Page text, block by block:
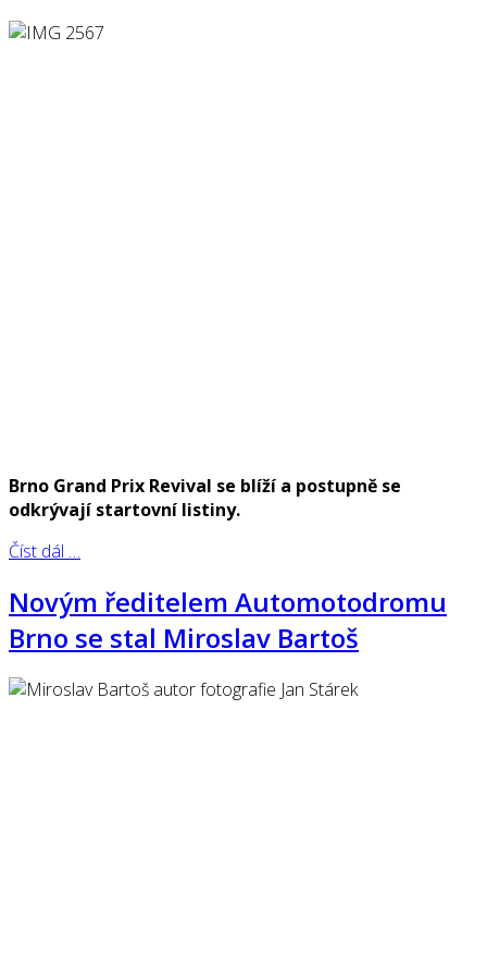
Brno Grand Prix Revival se blíží a postupně se
odkrývají startovní listiny.
Číst dál …
Novým ředitelem Automotodromu
Brno se stal Miroslav Bartoš